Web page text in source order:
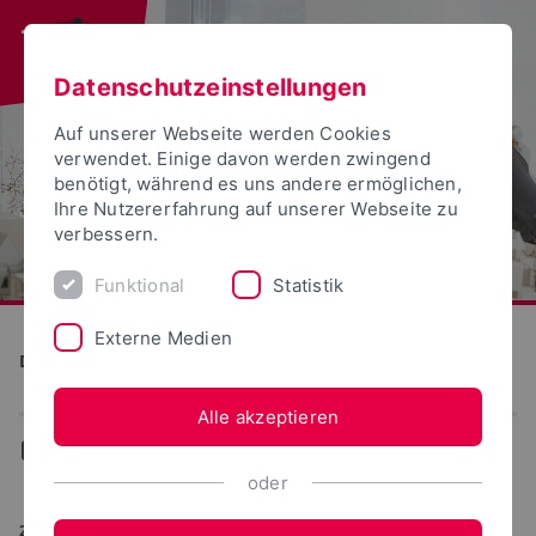
Detmolder Schule für Gestaltung
... Publikationen
22.06.2016
Datenschutzeinstellungen
Auf unserer Webseite werden Cookies
verwendet. Einige davon werden zwingend
benötigt, während es uns andere ermöglichen,
Ihre Nutzererfahrung auf unserer Webseite zu
verbessern.
Funktional Statistik
Externe Medien
Alle akzeptieren
oder